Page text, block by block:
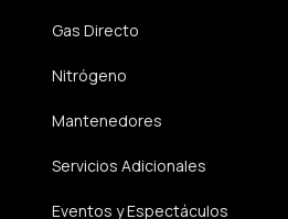
Gas Directo
Nitrógeno
Mantenedores
Servicios Adicionales
Eventos y Espectáculos